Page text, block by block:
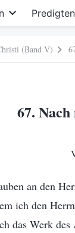
(Band V)
67.
an den
ich den
das Werk